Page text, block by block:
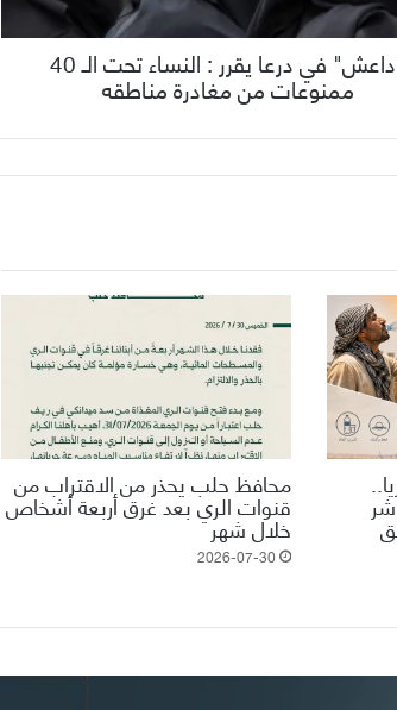
"داعش" في درعا يقرر : النساء تحت الـ 40
ممنوعات من مغادرة مناطقه
محافظ حلب يحذر من الاقتراب من
قنوات الري بعد غرق أربعة أشخاص
خلال شهر
2026-07-30